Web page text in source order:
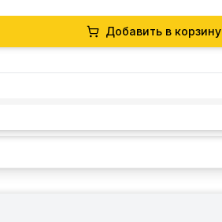
Добавить в корзину